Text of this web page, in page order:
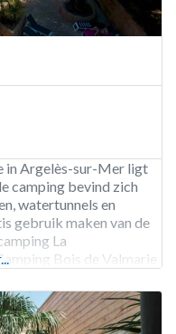
in Argelès-sur-Mer ligt
camping bevind zich
watertunnels en
gebruik maken van de
La
Bois de Valmarie